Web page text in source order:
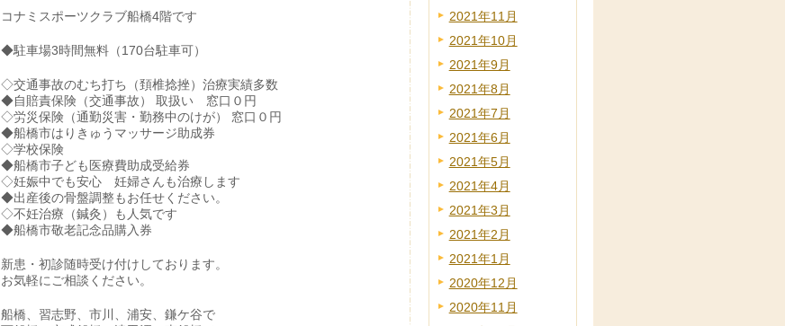
コナミスポーツクラブ船橋4階です
◆駐車場3時間無料（170台駐車可）
◇交通事故のむち打ち（頚椎捻挫）治療実績多数
◆自賠責保険（交通事故） 取扱い 窓口０円
◇労災保険（通勤災害・勤務中のけが） 窓口０円
◆船橋市はりきゅうマッサージ助成券
◇学校保険
◆船橋市子ども医療費助成受給券
◇妊娠中でも安心 妊婦さんも治療します
◆出産後の骨盤調整もお任せください。
◇不妊治療（鍼灸）も人気です
◆船橋市敬老記念品購入券
新患・初診随時受け付けしております。
お気軽にご相談ください。
船橋、習志野、市川、浦安、鎌ケ谷で
2021年11月
2021年10月
2021年9月
2021年8月
2021年7月
2021年6月
2021年5月
2021年4月
2021年3月
2021年2月
2021年1月
2020年12月
2020年11月